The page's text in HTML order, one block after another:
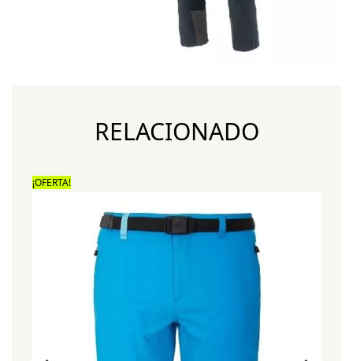
RELACIONADO
¡OFERTA!